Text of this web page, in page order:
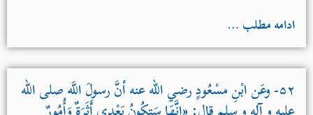
ادامه مطلب …
۵۲- وعَن ابْنِ مسْعُودٍ رضي الله عنه أنَّ رسولَ اللَّه صلی الله